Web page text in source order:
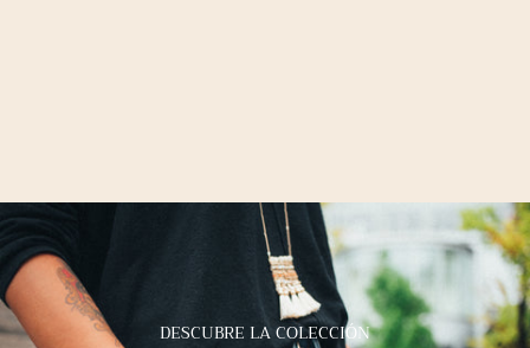
DESCUBRE LA COLECCIÓN